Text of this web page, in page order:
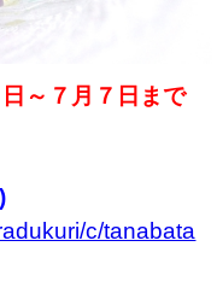
～７月７日まで
c/tanabata